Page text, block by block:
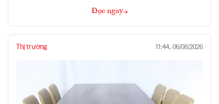
Đọc ngay
Thị trường 11:44, 06/08/2026